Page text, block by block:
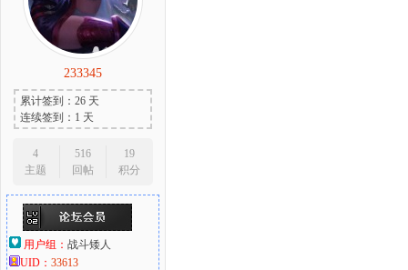
233345
累计签到：26 天
连续签到：1 天
4
主题
516
回帖
19
积分
用户组： 战斗矮人
UID： 33613